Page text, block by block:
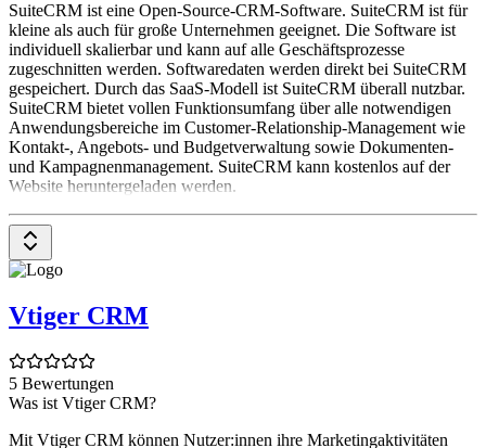
SuiteCRM ist eine Open-Source-CRM-Software. SuiteCRM ist für
kleine als auch für große Unternehmen geeignet. Die Software ist
individuell skalierbar und kann auf alle Geschäftsprozesse
zugeschnitten werden. Softwaredaten werden direkt bei SuiteCRM
gespeichert. Durch das SaaS-Modell ist SuiteCRM überall nutzbar.
SuiteCRM bietet vollen Funktionsumfang über alle notwendigen
Anwendungsbereiche im Customer-Relationship-Management wie
Kontakt-, Angebots- und Budgetverwaltung sowie Dokumenten-
und Kampagnenmanagement. SuiteCRM kann kostenlos auf der
Website heruntergeladen werden.
Vtiger CRM
5 Bewertungen
Was ist Vtiger CRM?
Mit Vtiger CRM können Nutzer:innen ihre Marketingaktivitäten